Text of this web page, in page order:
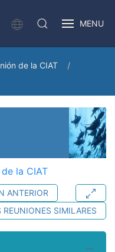
MENU
de la CIAT
la CIAT
ANTERIOR
REUNIONES SIMILARES